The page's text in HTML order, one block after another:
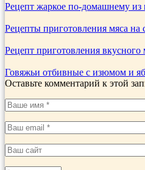
Рецепт жаркое по-домашнему из
Рецепты приготовления мяса на
Рецепт приготовления вкусного
Говяжьи отбивные с изюмом и
Оставьте комментарий к этой